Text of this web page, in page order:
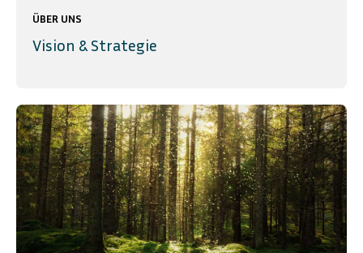
ÜBER UNS
Vision & Strategie